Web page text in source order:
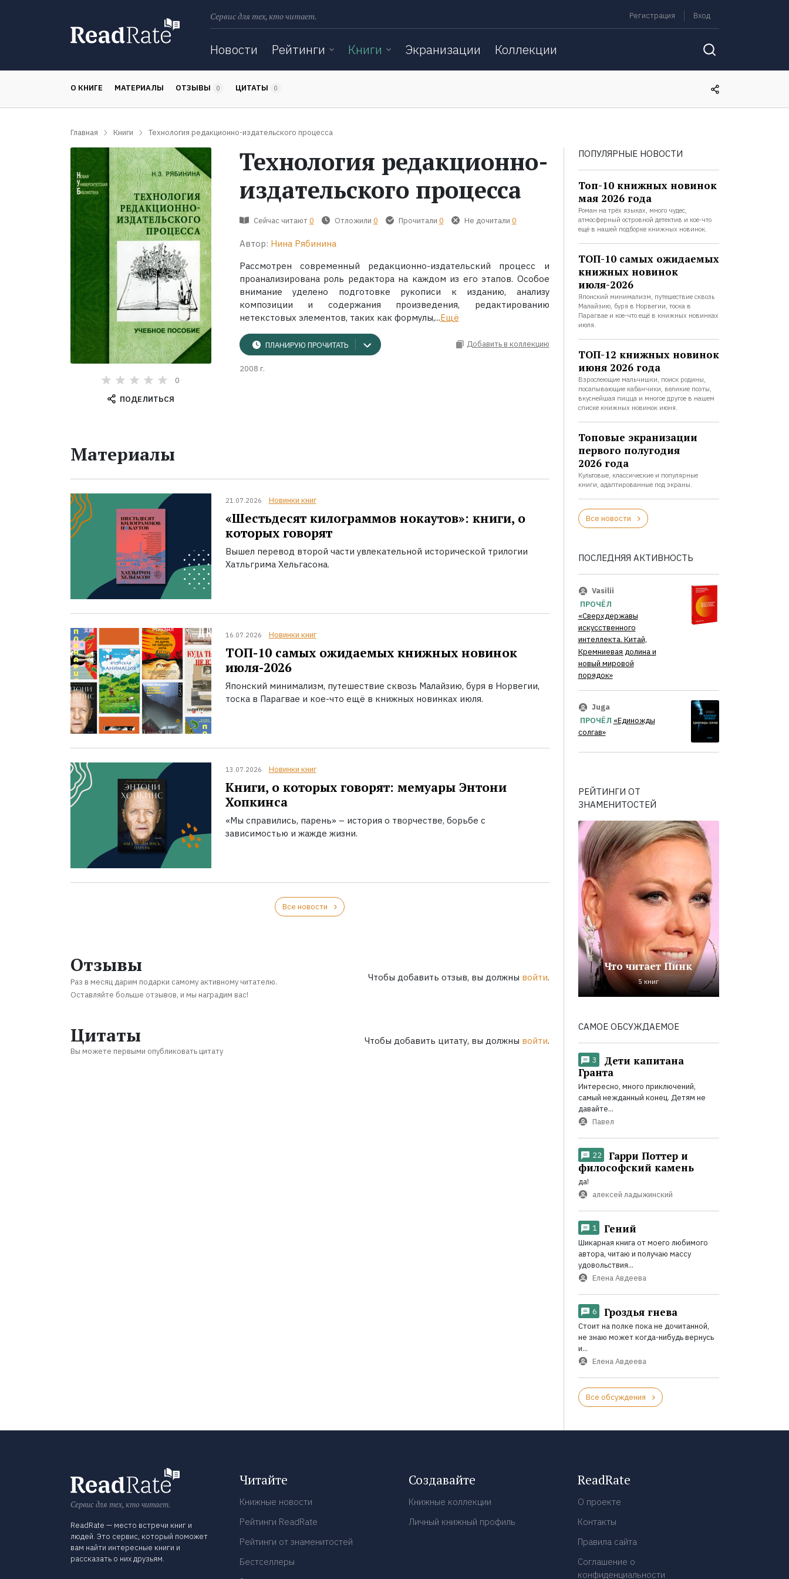
Сервис для тех, кто читает. Регистрация Вход
Новости Рейтинги Книги Экранизации Коллекции
О КНИГЕ МАТЕРИАЛЫ ОТЗЫВЫ 0 ЦИТАТЫ 0
Главная Книги Технология редакционно-издательского процесса
0
ПОДЕЛИТЬСЯ
Технология редакционно-
издательского процесса
Сейчас читают 0 Отложили 0 Прочитали 0 Не дочитали 0
Автор: Нина Рябинина
Рассмотрен современный редакционно-издательский процесс и
проанализирована роль редактора на каждом из его этапов. Особое
внимание уделено подготовке рукописи к изданию, анализу
композиции и содержания произведения, редактированию
нетекстовых элементов, таких как формулы,...Ещё
ПЛАНИРУЮ ПРОЧИТАТЬ Добавить в коллекцию
2008 г.
Материалы
21.07.2026 Новинки книг
«Шестьдесят килограммов нокаутов»: книги, о
которых говорят
Вышел перевод второй части увлекательной исторической трилогии
Хатльгрима Хельгасона.
16.07.2026 Новинки книг
ТОП-10 самых ожидаемых книжных новинок
июля-2026
Японский минимализм, путешествие сквозь Малайзию, буря в Норвегии,
тоска в Парагвае и кое-что ещё в книжных новинках июля.
13.07.2026 Новинки книг
Книги, о которых говорят: мемуары Энтони
Хопкинса
«Мы справились, парень» – история о творчестве, борьбе с
зависимостью и жажде жизни.
Все новости
Отзывы
Раз в месяц дарим подарки самому активному читателю.
Оставляйте больше отзывов, и мы наградим вас!
Чтобы добавить отзыв, вы должны войти.
Цитаты
Вы можете первыми опубликовать цитату
Чтобы добавить цитату, вы должны войти.
ПОПУЛЯРНЫЕ НОВОСТИ
Топ-10 книжных новинок
мая 2026 года
Роман на трёх языках, много чудес,
атмосферный островной детектив и кое-что
ещё в нашей подборке книжных новинок.
ТОП-10 самых ожидаемых
книжных новинок
июля-2026
Японский минимализм, путешествие сквозь
Малайзию, буря в Норвегии, тоска в
Парагвае и кое-что ещё в книжных новинках
июля.
ТОП-12 книжных новинок
июня 2026 года
Взрослеющие мальчишки, поиск родины,
посапывающие кабанчики, великие поэты,
вкуснейшая пицца и многое другое в нашем
списке книжных новинок июня.
Топовые экранизации
первого полугодия
2026 года
Культовые, классические и популярные
книги, адаптированные под экраны.
Все новости
ПОСЛЕДНЯЯ АКТИВНОСТЬ
Vasilii
ПРОЧЁЛ
«Сверхдержавы
искусственного
интеллекта. Китай,
Кремниевая долина и
новый мировой
порядок»
Juga
ПРОЧЁЛ «Единожды
солгав»
РЕЙТИНГИ ОТ
ЗНАМЕНИТОСТЕЙ
Что читает Пинк
5 книг
САМОЕ ОБСУЖДАЕМОЕ
3
Дети капитана
Гранта
Интересно, много приключений,
самый нежданный конец. Детям не
давайте...
Павел
22
Гарри Поттер и
философский камень
да!
алексей ладыжинский
1 Гений
Шикарная книга от моего любимого
автора, читаю и получаю массу
удовольствия...
Елена Авдеева
6 Гроздья гнева
Стоит на полке пока не дочитанной,
не знаю может когда-нибудь вернусь
и...
Елена Авдеева
Все обсуждения
Сервис для тех, кто читает.
ReadRate — место встречи книг и
людей. Это сервис, который поможет
вам найти интересные книги и
рассказать о них друзьям.
Читайте
Книжные новости
Рейтинги ReadRate
Рейтинги от знаменитостей
Бестселлеры
Создавайте
Книжные коллекции
Личный книжный профиль
ReadRate
О проекте
Контакты
Правила сайта
Соглашение о
конфиденциальности